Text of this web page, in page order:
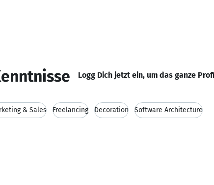
Logg Dich jetzt ein, um das ganze
& Sales Freelancing Decoration Software Architecture